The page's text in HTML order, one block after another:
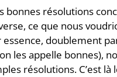
bonnes résolutions
ce que nous
essence, doublement
les appelle bonnes),
résolutions. C’est